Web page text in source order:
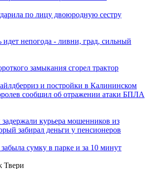
по лицу двоюродную сестру
идет непогода - ливни, град, сильный
замыкания сгорел трактор
и постройки в Калининском
сообщил об отражении атаки БПЛА
курьера мошенников из
забирал деньги у пенсионеров
сумку в парке и за 10 минут